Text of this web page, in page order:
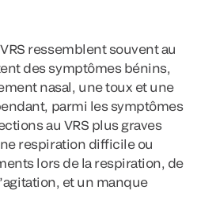
ressemblent souvent au
des symptômes bénins,
nasal, une toux et une
parmi les symptômes
au VRS plus graves
respiration difficile ou
lors de la respiration, de
et un manque